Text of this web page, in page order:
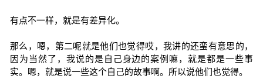
有点不一样，就是有差异化。
那么，嗯，第二呢就是他们也觉得哎，我讲的还蛮有意思的，
因为当然了，我说的是自己身边的案例嘛，就是都是一些事
实。嗯，就是说一些这个自己的故事啊。所以说他们也觉得。